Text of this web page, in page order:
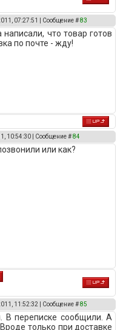
07:27:51 | Сообщение #83
что товар готов
по почте - жду!
10:54:30 | Сообщение #84
или как?
11:52:32 | Сообщение #85
В переписке сообщили. А
только при доставке